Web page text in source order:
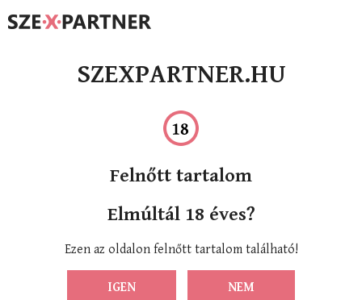
SZEXPARTNER.HU
Felnőtt tartalom
Elmúltál 18 éves?
Ezen az oldalon felnőtt tartalom található!
IGEN NEM